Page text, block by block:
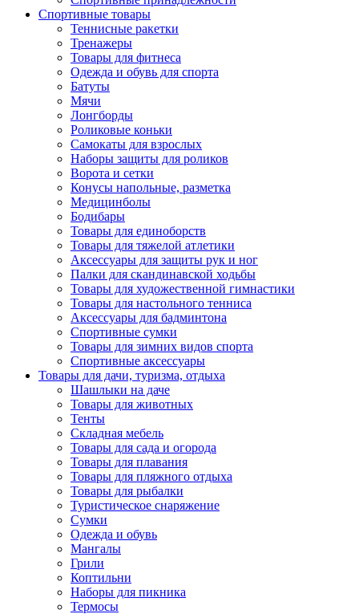
Спортивные товары
Теннисные ракетки
Тренажеры
Товары для фитнеса
Одежда и обувь для спорта
Батуты
Мячи
Лонгборды
Роликовые коньки
Самокаты для взрослых
Наборы защиты для роликов
Ворота и сетки
Конусы напольные, разметка
Медицинболы
Бодибары
Товары для единоборств
Товары для тяжелой атлетики
Аксессуары для защиты рук и ног
Палки для скандинавской ходьбы
Товары для художественной гимнастики
Товары для настольного тенниса
Аксессуары для бадминтона
Спортивные сумки
Товары для зимних видов спорта
Спортивные аксессуары
Товары для дачи, туризма, отдыха
Шашлыки на даче
Товары для животных
Тенты
Складная мебель
Товары для сада и огорода
Товары для плавания
Товары для пляжного отдыха
Товары для рыбалки
Туристическое снаряжение
Сумки
Одежда и обувь
Мангалы
Грили
Коптильни
Наборы для пикника
Термосы